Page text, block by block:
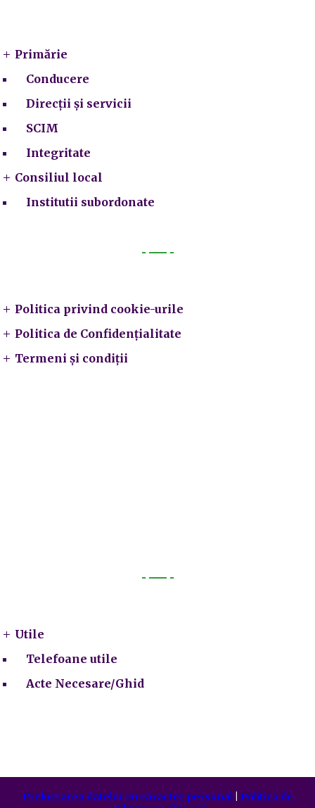
Primărie
Conducere
Direcții și servicii
SCIM
Integritate
Consiliul local
Institutii subordonate
Politica privind cookie-urile
Politica de Confidențialitate
Termeni și condiții
Utile
Telefoane utile
Acte Necesare/Ghid
Prelucrarea datelor cu caracter personal| Politica de